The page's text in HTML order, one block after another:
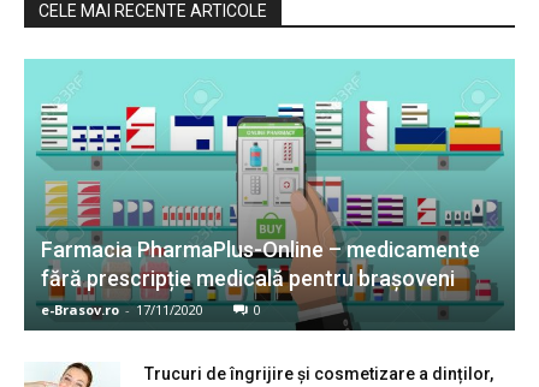
CELE MAI RECENTE ARTICOLE
Farmacia PharmaPlus-Online – medicamente
fără prescripție medicală pentru brașoveni
e-Brasov.ro - 17/11/2020 0
Trucuri de îngrijire și cosmetizare a dinților,